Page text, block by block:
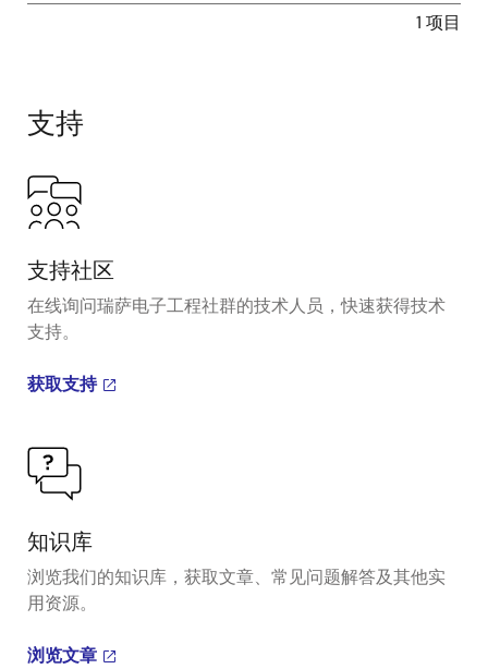
1 项目
支持
支持社区
在线询问瑞萨电子工程社群的技术人员，快速获得技术
支持。
获取支持
知识库
浏览我们的知识库，获取文章、常见问题解答及其他实
用资源。
浏览文章